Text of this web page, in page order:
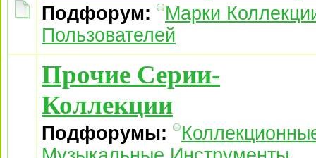
Подфорум:
Марки
Пользователей
Прочие Серии-
Коллекции
Подфорумы: